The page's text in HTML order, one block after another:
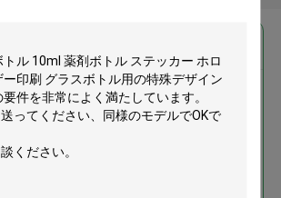
薬剤ボトル 10ml 薬剤ボトル ス
テッカー ホログラム レーザー印
ンのラベル